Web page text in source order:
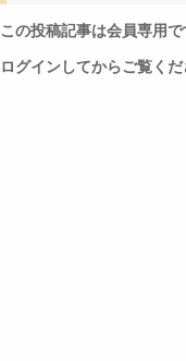
この投稿記事は会員専用
ログインしてからご覧く